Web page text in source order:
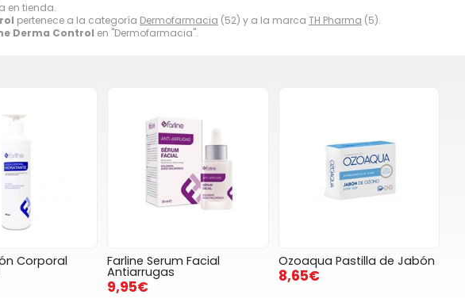
en tienda.
pertenece a la categoría Dermofarmacia (52) y a la marca TH Pharma (5).
Derma Control en "Dermofarmacia".
Corporal Farline Serum Facial
Antiarrugas
9,95€
Ozoaqua Pastilla de Jabón
8,65€